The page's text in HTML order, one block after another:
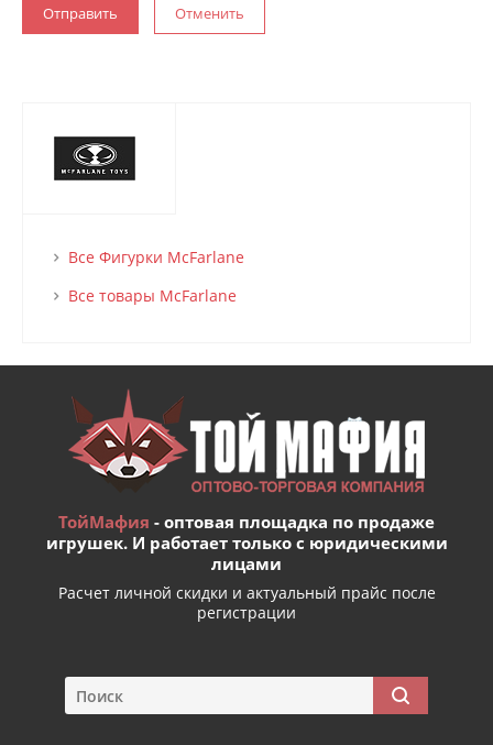
Отменить
Все Фигурки McFarlane
Все товары McFarlane
ТойМафия - оптовая площадка по продаже
игрушек. И работает только с юридическими
лицами
Расчет личной скидки и актуальный прайс после
регистрации